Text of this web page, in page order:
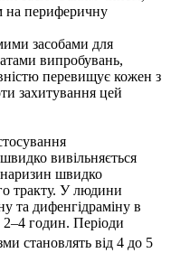
на периферичну
засобами для
випробувань,
перевищує кожен з
захитування цей
вивільняється
швидко
тракту. У людини
та дифенгідраміну в
2–4 годин. Періоди
становлять від 4 до 5